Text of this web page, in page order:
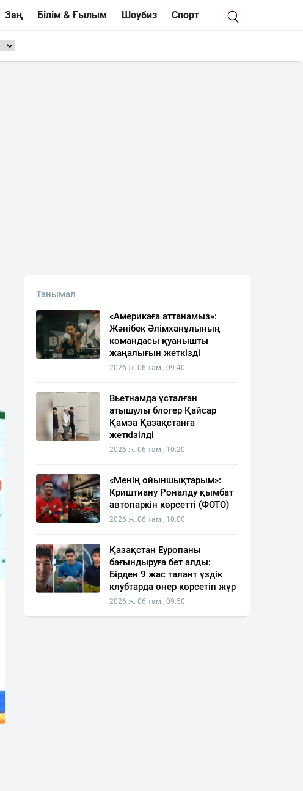
Заң Білім & Ғылым Шоубиз Спорт
Танымал
«Америкаға аттанамыз»:
Жәнібек Әлімханұлының
командасы қуанышты
жаңалығын жеткізді
2026 ж. 06 там., 09:40
Вьетнамда ұсталған
атышулы блогер Қайсар
Қамза Қазақстанға
жеткізілді
2026 ж. 06 там., 10:20
«Менің ойыншықтарым»:
Криштиану Роналду қымбат
автопаркін көрсетті (ФОТО)
2026 ж. 06 там., 10:00
Қазақстан Еуропаны
бағындыруға бет алды:
Бірден 9 жас талант үздік
клубтарда өнер көрсетіп жүр
2026 ж. 06 там., 09:50